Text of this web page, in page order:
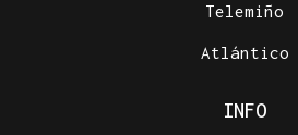
Telemiño
Atlántico
INFO